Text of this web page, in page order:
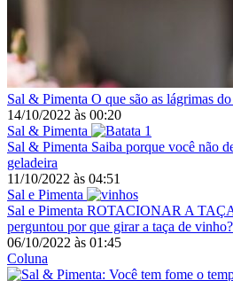
Sal & Pimenta O que são as lágrimas
14/10/2022 às 00:20
Sal & Pimenta
Sal & Pimenta Saiba porque você não
geladeira
11/10/2022 às 04:51
Sal e Pimenta
Sal e Pimenta ROTACIONAR A
perguntou por que girar a taça de
06/10/2022 às 01:45
Coluna